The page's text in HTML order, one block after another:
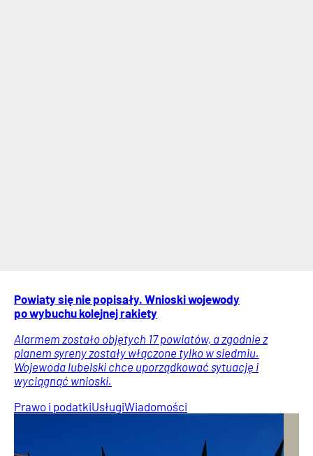
Powiaty się nie popisały. Wnioski wojewody
po wybuchu kolejnej rakiety
Alarmem zostało objętych 17 powiatów, a zgodnie z
planem syreny zostały włączone tylko w siedmiu.
Wojewoda lubelski chce uporządkować sytuację i
wyciągnąć wnioski.
Prawo i podatkiUsługiWiadomości